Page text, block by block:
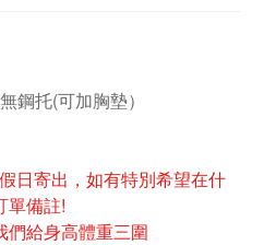
鋼托(可加胸墊）
日寄出，如有特別希望在什
單備註!
們給身高體重三圍